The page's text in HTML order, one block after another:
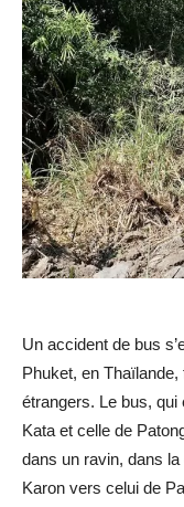
Un accident de bus
Phuket, en
étrangers. Le bus, qui
Kata et celle de
dans un ravin, dans
Karon vers celui de